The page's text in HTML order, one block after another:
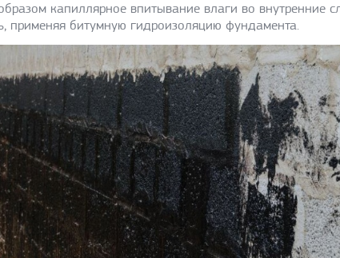
капиллярное впитывание влаги во внутренние
применяя битумную гидроизоляцию фундамента.